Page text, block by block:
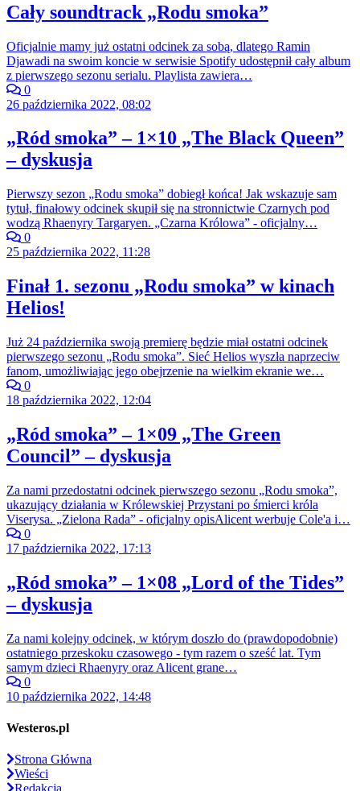
Cały soundtrack „Rodu smoka”
Oficjalnie mamy już ostatni odcinek za sobą, dlatego Ramin
Djawadi na swoim koncie w serwisie Spotify udostępnił cały album
z pierwszego sezonu serialu. Playlista zawiera…
0
26 października 2022, 08:02
„Ród smoka” – 1×10 „The Black Queen”
– dyskusja
Pierwszy sezon „Rodu smoka” dobiegł końca! Jak wskazuje sam
tytuł, finałowy odcinek skupił się na stronnictwie Czarnych pod
wodzą Rhaenyry Targaryen. „Czarna Królowa” - oficjalny…
0
25 października 2022, 11:28
Finał 1. sezonu „Rodu smoka” w kinach
Helios!
Już 24 października swoją premierę będzie miał ostatni odcinek
pierwszego sezonu „Rodu smoka”. Sieć Helios wyszła naprzeciw
fanom, umożliwiając jego obejrzenie na wielkim ekranie we…
0
18 października 2022, 12:04
„Ród smoka” – 1×09 „The Green
Council” – dyskusja
Za nami przedostatni odcinek pierwszego sezonu „Rodu smoka”,
ukazujący działania w Królewskiej Przystani po śmierci króla
Viserysa. „Zielona Rada” - oficjalny opisAlicent werbuje Cole'a i…
0
17 października 2022, 17:13
„Ród smoka” – 1×08 „Lord of the Tides”
– dyskusja
Za nami kolejny odcinek, w którym doszło do (prawdopodobnie)
ostatniego przeskoku czasowego - tym razem o sześć lat. Tym
samym dzieci Rhaenyry oraz Alicent grane…
0
10 października 2022, 14:48
Westeros.pl
Strona Główna
Wieści